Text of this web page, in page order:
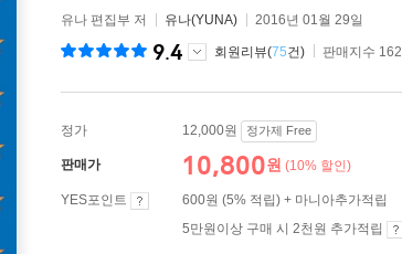
유나 편집부 저 유나(YUNA) 2016년 01월 29일
9.4 회원리뷰(75건) 판매지수 162
정가 12,000원 정가제 Free
판매가 10,800원 (10% 할인)
YES포인트
600원 (5% 적립) + 마니아추가적립
5만원이상 구매 시 2천원 추가적립